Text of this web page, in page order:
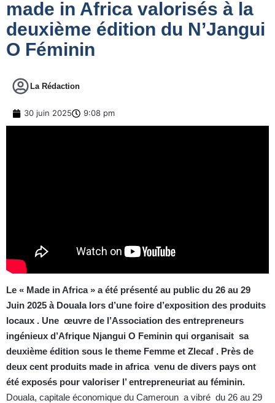
made in Africa valorisés à la
deuxième édition du N’Jangui
O Féminin
La Rédaction
30 juin 2025 9:08 pm
Le « Made in Africa » a été présenté au public du 26 au 29
Juin 2025 à Douala lors d’une foire d’exposition des produits
locaux . Une œuvre de l’Association des entrepreneurs
ingénieux d’Afrique Njangui O Feminin qui organisait sa
deuxième édition sous le theme Femme et Zlecaf . Près de
deux cent produits made in africa venu de divers pays ont
été exposés pour valoriser l’ entrepreneuriat au féminin.
Douala, capitale économique du Cameroun a vibré du 26 au 29